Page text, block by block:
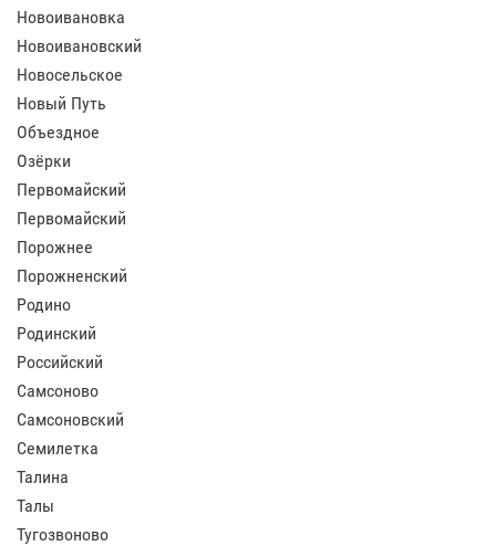
Новоивановка
Новоивановский
Новосельское
Новый Путь
Объездное
Озёрки
Первомайский
Первомайский
Порожнее
Порожненский
Родино
Родинский
Российский
Самсоново
Самсоновский
Семилетка
Талина
Талы
Тугозвоново